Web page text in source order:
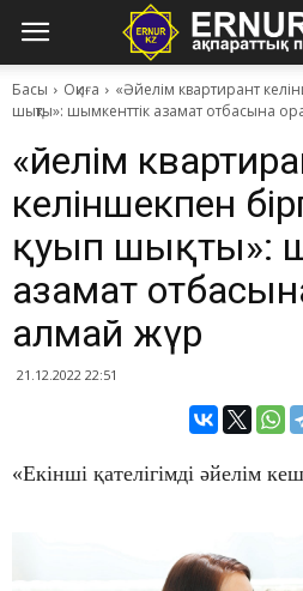
Басы Оқиға
​«Әйелім квартирант
шықты»: шымкенттік азамат отбасына
​«Әйелім
келіншекпен
қуып шықты»:
азамат
алмай жүр
21.12.2022 22:51
«Екінші қателігімді әйелім